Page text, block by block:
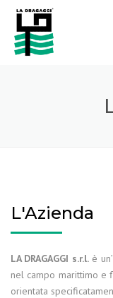
L'Azienda
LA DRAGAGGI s.r.l.è
nel campo marittimo e
orientata